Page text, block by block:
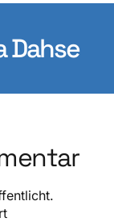
Dahse